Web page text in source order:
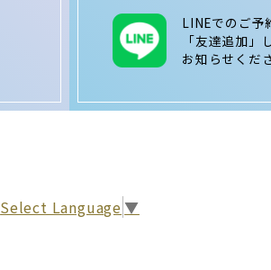
LINEでのご予
「友達追加
お知らせくだ
Select Language▼